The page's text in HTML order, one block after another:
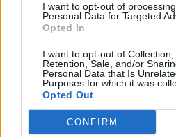
I want to opt-out of
Personal Data for Targeted
Opted In
I want to opt-out of Collection,
Retention, Sale, and/or
Personal Data that Is
Purposes for which it was
Opted Out
CONFIRM
Famalicão: Motociclista
N14 na freguesia de Cruz
4725 SHARES
Combustíveis: Vem aí mais